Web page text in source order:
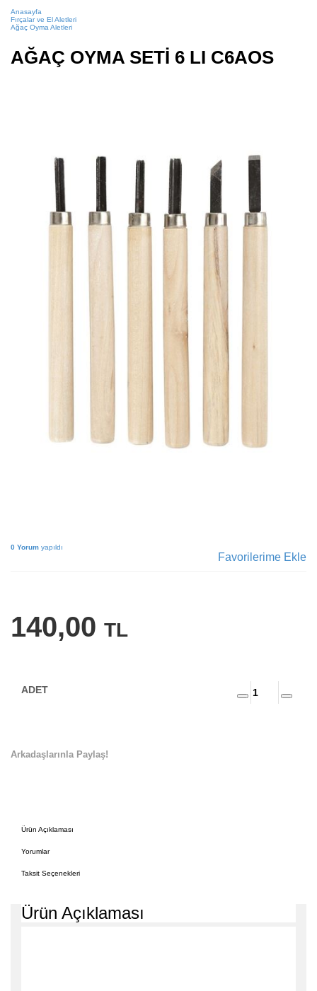
Anasayfa
Fırçalar ve El Aletleri
Ağaç Oyma Aletleri
AĞAÇ OYMA SETİ 6 LI C6AOS
0 Yorum yapıldı
Favorilerime Ekle
140,00 TL
Arkadaşlarınla Paylaş!
Ürün Açıklaması
Yorumlar
Taksit Seçenekleri
Ürün Açıklaması